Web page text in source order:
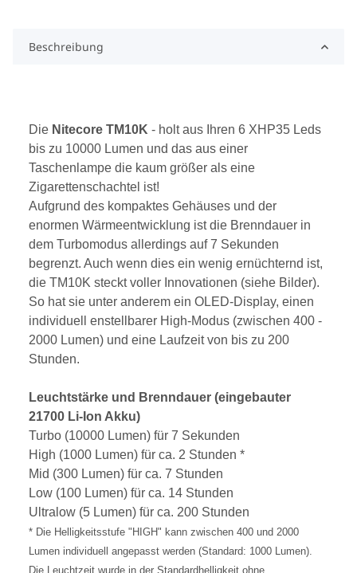
Beschreibung
Die Nitecore TM10K - holt aus Ihren 6 XHP35 Leds
bis zu 10000 Lumen und das aus einer
Taschenlampe die kaum größer als eine
Zigarettenschachtel ist!
Aufgrund des kompaktes Gehäuses und der
enormen Wärmeentwicklung ist die Brenndauer in
dem Turbomodus allerdings auf 7 Sekunden
begrenzt. Auch wenn dies ein wenig ernüchternd ist,
die TM10K steckt voller Innovationen (siehe Bilder).
So hat sie unter anderem ein OLED-Display, einen
individuell enstellbarer High-Modus (zwischen 400 -
2000 Lumen) und eine Laufzeit von bis zu 200
Stunden.
Leuchtstärke und Brenndauer (eingebauter
21700 Li-Ion Akku)
Turbo (10000 Lumen) für 7 Sekunden
High (1000 Lumen) für ca. 2 Stunden *
Mid (300 Lumen) für ca. 7 Stunden
Low (100 Lumen) für ca. 14 Stunden
Ultralow (5 Lumen) für ca. 200 Stunden
* Die Helligkeitsstufe "HIGH" kann zwischen 400 und 2000
Lumen individuell angepasst werden (Standard: 1000 Lumen).
Die Leuchtzeit wurde in der Standardhelligkeit ohne